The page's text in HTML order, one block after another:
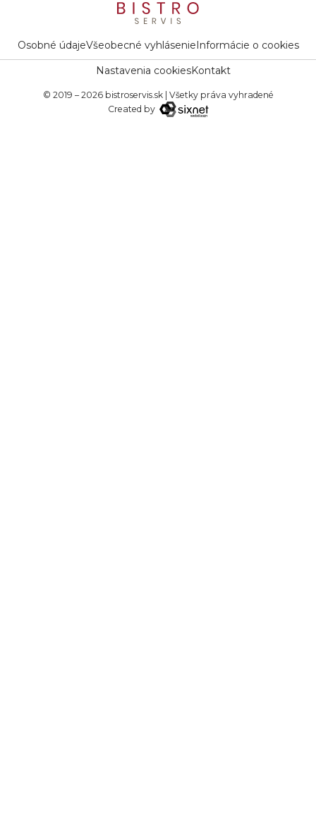
Osobné údajeVšeobecné vyhlásenieInformácie o cookies
Nastavenia cookiesKontakt
© 2019 – 2026 bistroservis.sk| Všetky práva vyhradené
Created by